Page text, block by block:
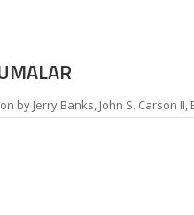
by Jerry Banks, John S. Carson